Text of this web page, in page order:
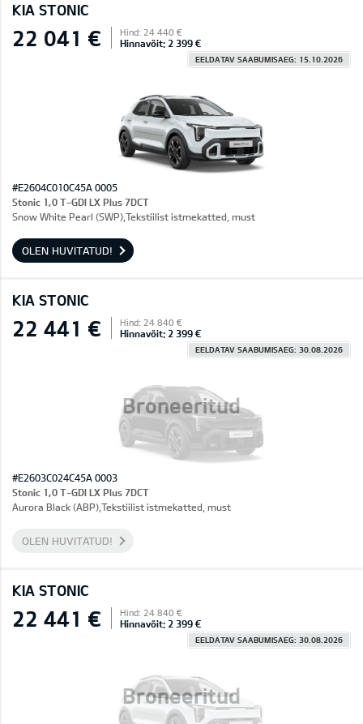
KIA STONIC
22 041 € Hind: 24 440 €
Hinnavõit: 2 399 €
EELDATAV SAABUMISAEG: 15.10.2026
#E2604C010C45A 0005
Stonic 1,0 T-GDI LX Plus 7DCT
Snow White Pearl (SWP),Tekstiilist istmekatted, must
OLEN HUVITATUD!
KIA STONIC
Broneeritud
22 441 € Hind: 24 840 €
Hinnavõit: 2 399 €
EELDATAV SAABUMISAEG: 30.08.2026
#E2603C024C45A 0003
Stonic 1,0 T-GDI LX Plus 7DCT
Aurora Black (ABP),Tekstiilist istmekatted, must
OLEN HUVITATUD!
KIA STONIC
Broneeritud
22 441 € Hind: 24 840 €
Hinnavõit: 2 399 €
EELDATAV SAABUMISAEG: 30.08.2026